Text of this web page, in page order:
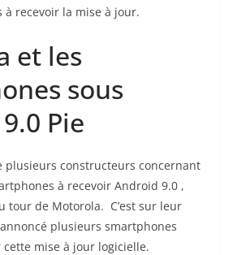
recevoir la mise à jour.
et les
sous
Pie
plusieurs constructeurs concernant
à recevoir Android 9.0 ,
tour de Motorola. C’est sur leur
plusieurs smartphones
mise à jour logicielle.